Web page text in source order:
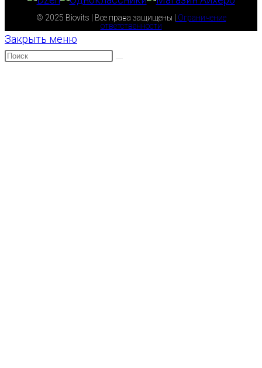
© 2025 Biovits | Все права защищены |
Ограничение
ответственности
Закрыть меню